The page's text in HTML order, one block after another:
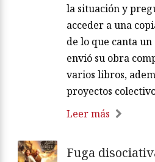
la situación y
acceder a una
de lo que canta un
envió su obra
varios libros,
proyectos
Leer más
Fuga